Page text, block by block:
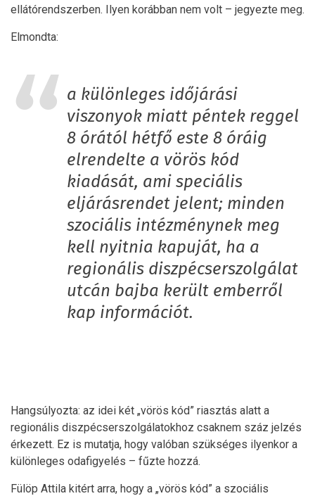
ellátórendszerben. Ilyen korábban nem volt – jegyezte meg.
Elmondta:
a különleges időjárási
viszonyok miatt péntek reggel
8 órától hétfő este 8 óráig
elrendelte a vörös kód
kiadását, ami speciális
eljárásrendet jelent; minden
szociális intézménynek meg
kell nyitnia kapuját, ha a
regionális diszpécserszolgálat
utcán bajba került emberről
kap információt.
Hangsúlyozta: az idei két „vörös kód” riasztás alatt a
regionális diszpécserszolgálatokhoz csaknem száz jelzés
érkezett. Ez is mutatja, hogy valóban szükséges ilyenkor a
különleges odafigyelés – fűzte hozzá.
Fülöp Attila kitért arra, hogy a „vörös kód” a szociális